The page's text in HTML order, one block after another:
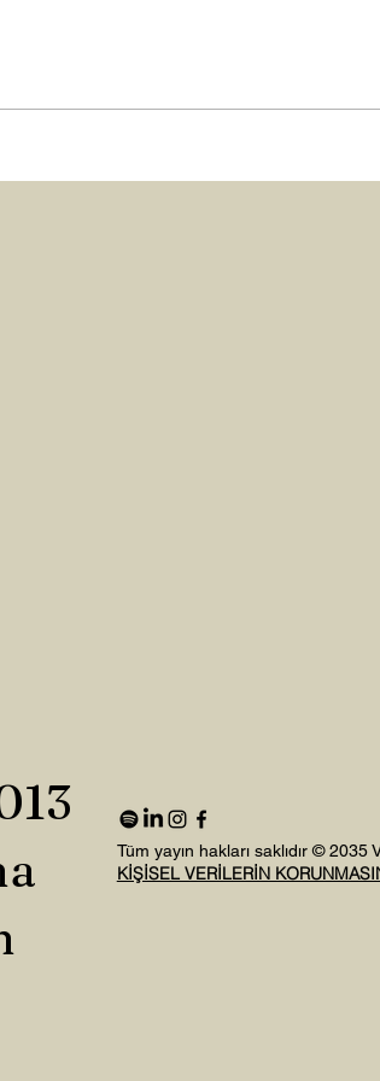
Tüm yayın hakları saklıdır © 2035
KİŞİSEL VERİLERİN